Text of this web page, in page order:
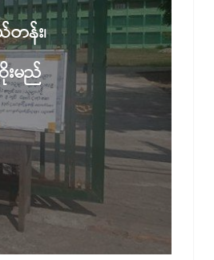
န်း၊
းမည်